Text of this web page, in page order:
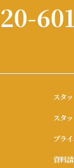
スタ
スタ
プラ
資料